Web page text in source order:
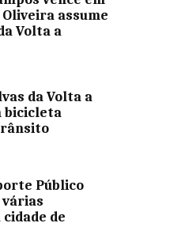
Oliveira assume
Volta a
da Volta a
bicicleta
Público
de